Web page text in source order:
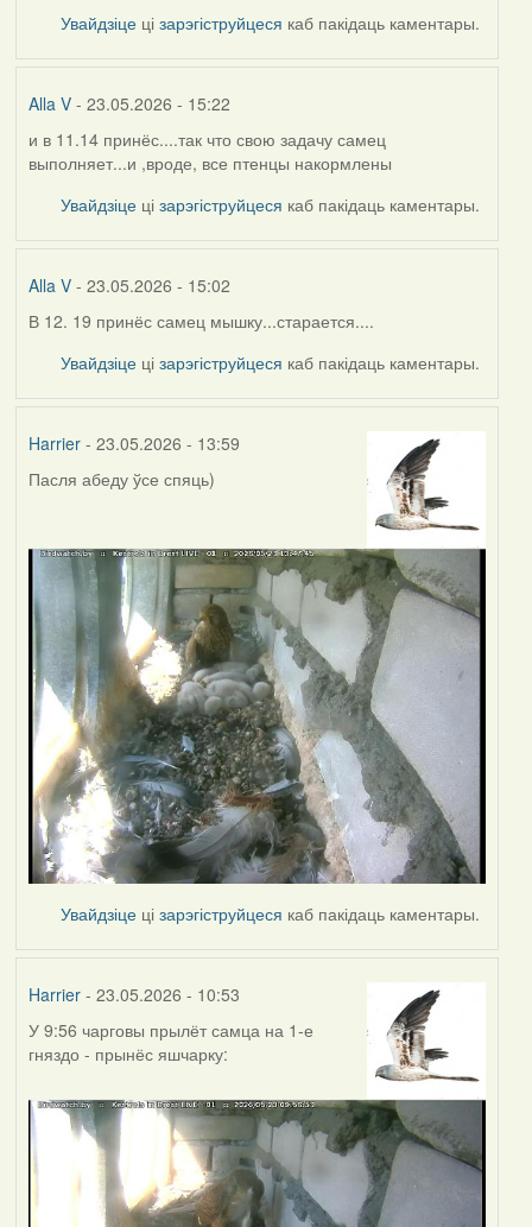
Увайдзіце цізарэгіструйцеся каб пакідаць каментары.
Alla V- 23.05.2026 - 15:22
и в 11.14 принёс....так что свою задачу самец
выполняет...и ,вроде, все птенцы накормлены
Увайдзіце цізарэгіструйцеся каб пакідаць каментары.
Alla V- 23.05.2026 - 15:02
В 12. 19 принёс самец мышку...старается....
Увайдзіце цізарэгіструйцеся каб пакідаць каментары.
Harrier- 23.05.2026 - 13:59
Пасля абеду ўсе спяць)
Увайдзіце цізарэгіструйцеся каб пакідаць каментары.
Harrier- 23.05.2026 - 10:53
У 9:56 чарговы прылёт самца на 1-е
гняздо - прынёс яшчарку: